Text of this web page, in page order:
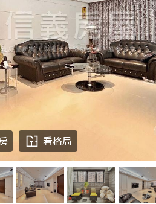
看格局